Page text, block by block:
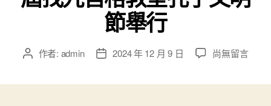
節舉行
文 作者: admin
文 2024 年 12 月 9 日
在
尚無留言